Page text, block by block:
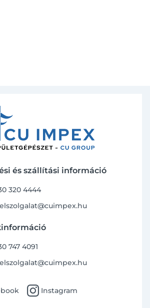
és szállítási információ
320 4444
747 4091
instagram Instagram